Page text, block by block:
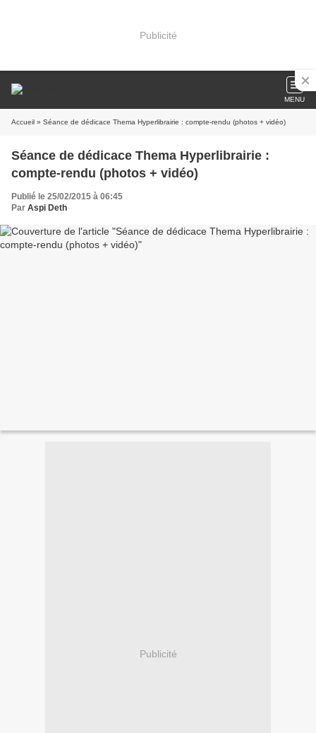
Publicité
MENU
Accueil » Séance de dédicace Thema Hyperlibrairie : compte-rendu (photos + vidéo)
Séance de dédicace Thema Hyperlibrairie :
compte-rendu (photos + vidéo)
Publié le 25/02/2015 à 06:45
Par Aspi Deth
Publicité